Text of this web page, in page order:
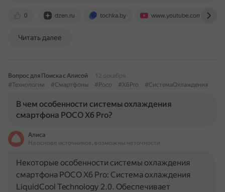
0 dzen.ru tochka.by www.youtube.com
Читать далее
Вопрос для Поиска с Алисой
12 декабря
#Технологии
#Смартфоны #Poco #X6Pro #СистемаОхлаждения
В чем особенности системы охлаждения
смартфона POCO X6 Pro?
Алиса
На основе источников, возможны неточности
Некоторые особенности системы охлаждения
смартфона POCO X6 Pro: Система охлаждения
LiquidCool Technology 2.0. Обеспечивает